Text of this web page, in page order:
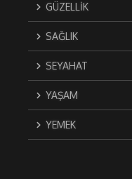
GÜZELLİK
SAĞLIK
SEYAHAT
YAŞAM
YEMEK